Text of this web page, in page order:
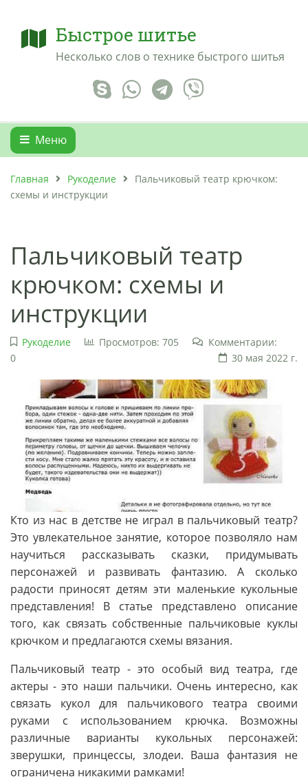
Быстрое шитье
Несколько слов о технике быстрого шитья
Меню
Главная Рукоделие
Пальчиковый театр крючком:
схемы и инструкции
Пальчиковый театр
крючком: схемы и
инструкции
Рукоделие Просмотров: 705
Комментарии:
0
30 мая 2022 г.
Кто из нас в детстве не играл в пальчиковый театр?
Это увлекательное занятие, которое позволяло нам
научиться рассказывать сказки, придумывать
персонажей и развивать фантазию. А сколько
радости приносят детям эти маленькие кукольные
представления! В статье представлено описание
того, как связать собственные пальчиковые куклы
крючком и предлагаются схемы вязания.
Пальчиковый театр - это особый вид театра, где
актеры - это наши пальчики. Очень интересно, как
связать кукол для пальчикового театра своими
руками с использованием крючка. Возможны
различные варианты кукольных персонажей:
зверушки, принцессы, злодеи. Ваша фантазия не
ограничена никакими рамками!